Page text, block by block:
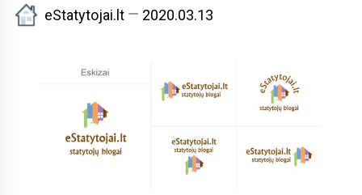
eStatytojai.lt 2020.03.13